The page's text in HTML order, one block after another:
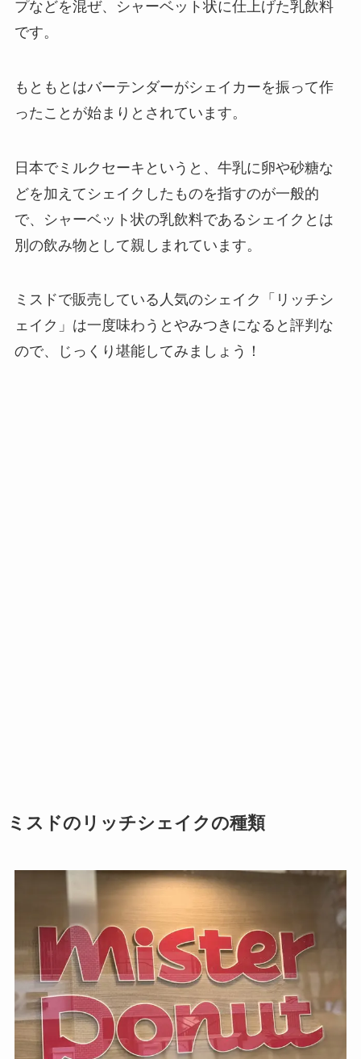
プなどを混ぜ、シャーベット状に仕上げた乳飲料
です。
もともとはバーテンダーがシェイカーを振って作
ったことが始まりとされています。
日本でミルクセーキというと、牛乳に卵や砂糖な
どを加えてシェイクしたものを指すのが一般的
で、シャーベット状の乳飲料であるシェイクとは
別の飲み物として親しまれています。
ミスドで販売している人気のシェイク「リッチシ
ェイク」は一度味わうとやみつきになると評判な
ので、じっくり堪能してみましょう！
ミスドのリッチシェイクの種類